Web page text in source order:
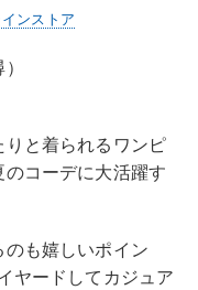
ンストア
と着られるワンピ
コーデに大活躍す
も嬉しいポイン
ヤードしてカジュア